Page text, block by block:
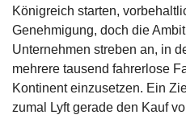
Königreich starten,
Genehmigung, doch die
Unternehmen streben an, in
mehrere tausend fahrerlose
Kontinent einzusetzen. Ein
zumal Lyft gerade den Kauf